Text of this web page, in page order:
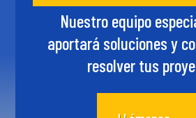
Nuestro equipo
aportará soluciones y
resolver tus